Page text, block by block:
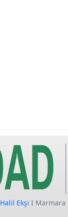
Halil Ekşi I Marmara